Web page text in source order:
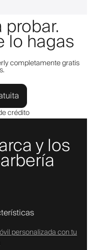
lo hagas
completamente gratis
crédito
y los
personalizada con tu